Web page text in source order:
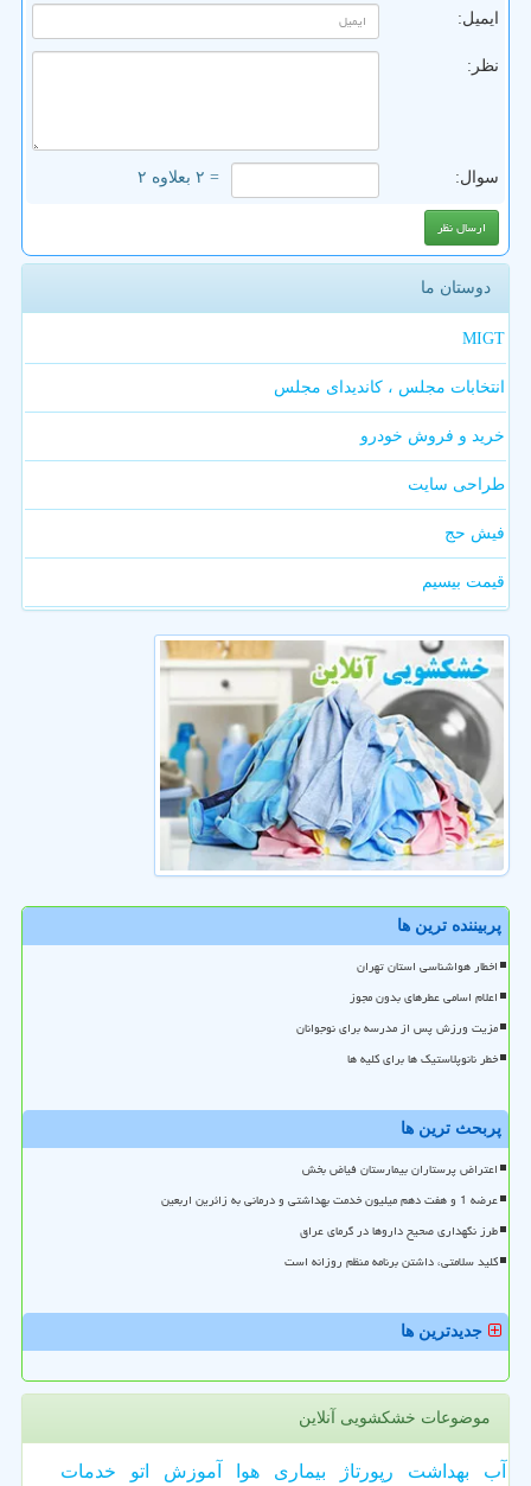
ایمیل:
نظر:
سوال: = ۲ بعلاوه ۲
دوستان ما
MIGT
انتخابات مجلس ، کاندیدای مجلس
خرید و فروش خودرو
طراحی سایت
فیش حج
قیمت بیسیم
پربیننده ترین ها
اخطار هواشناسی استان تهران
اعلام اسامی عطرهای بدون مجوز
مزیت ورزش پس از مدرسه برای نوجوانان
خطر نانوپلاستیک ها برای کلیه ها
پربحث ترین ها
اعتراض پرستاران بیمارستان فیاض بخش
عرضه 1 و هفت دهم میلیون خدمت بهداشتی و درمانی به زائرین اربعین
طرز نگهداری صحیح داروها در گرمای عراق
کلید سلامتی، داشتن برنامه منظم روزانه است
جدیدترین ها
موضوعات خشکشویی آنلاین
آب بهداشت رپورتاژ بیماری هوا آموزش اتو خدمات